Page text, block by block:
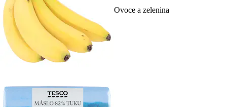
Ovoce a zelenina